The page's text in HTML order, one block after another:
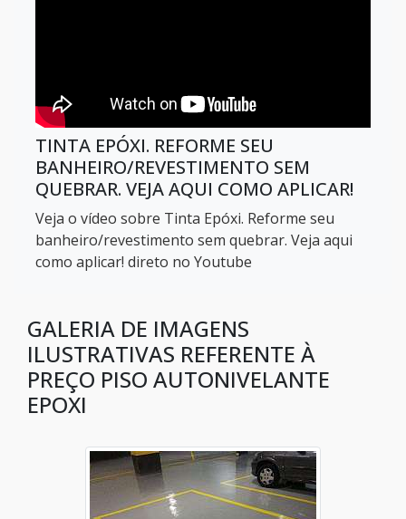
Piso epoxi cozinha industrial sp
Piso industrial epoxi sp
Pisos epoxi
Pisos industriais epoxi
Comprar piso epoxi antiderrapante
Preço do piso epoxi antiderrapante
Piso epoxi antiderrapante sp
Aplicação de epóxi em concreto
Aplicação de epóxi em concreto Campinas
TINTA EPÓXI. REFORME SEU
BANHEIRO/REVESTIMENTO SEM
QUEBRAR. VEJA AQUI COMO APLICAR!
Veja o vídeo sobre Tinta Epóxi. Reforme seu
banheiro/revestimento sem quebrar. Veja aqui
como aplicar! direto no Youtube
GALERIA DE IMAGENS
ILUSTRATIVAS REFERENTE À
PREÇO PISO AUTONIVELANTE
EPOXI